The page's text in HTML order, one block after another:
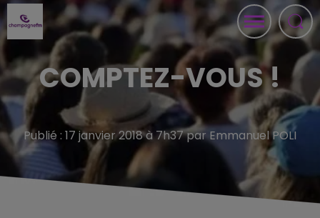
COMPTEZ-VOUS !
Publié : 17 janvier 2018 à 7h37 par Emmanuel POLI